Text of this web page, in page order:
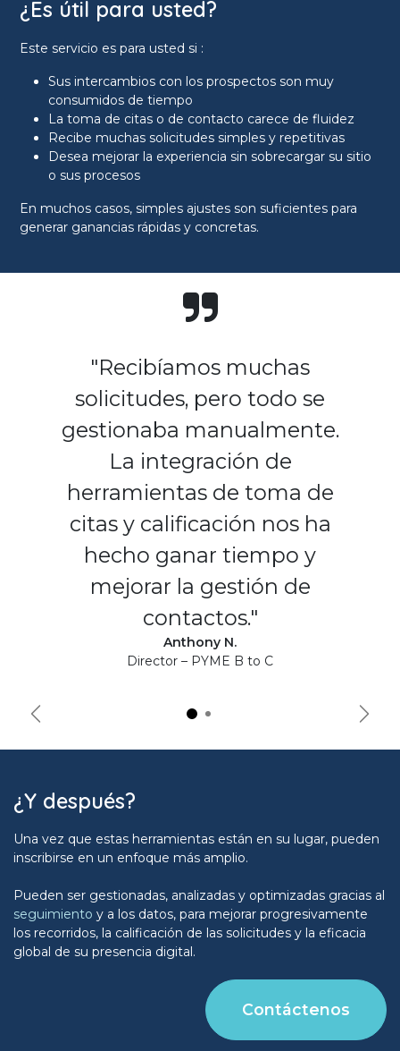
¿Es útil para usted?
Este servicio es para usted si :
Sus intercambios con los prospectos son muy
consumidos de tiempo
La toma de citas o de contacto carece de fluidez
Recibe muchas solicitudes simples y repetitivas
Desea mejorar la experiencia sin sobrecargar su sitio
o sus procesos
En muchos casos, simples ajustes son suficientes para
generar ganancias rápidas y concretas.
"Recibíamos muchas
solicitudes, pero todo se
gestionaba manualmente.
La integración de
herramientas de toma de
citas y calificación nos ha
hecho ganar tiempo y
mejorar la gestión de
contactos."
Anthony N.
Director – PYME B to C
Précédent
¿Y después?
Una vez que estas herramientas están en su lugar, pueden
inscribirse en un enfoque más amplio.
Pueden ser gestionadas, analizadas y optimizadas gracias al
seguimiento y a los datos, para mejorar progresivamente
los recorridos, la calificación de las solicitudes y la eficacia
global de su presencia digital.
Contáctenos